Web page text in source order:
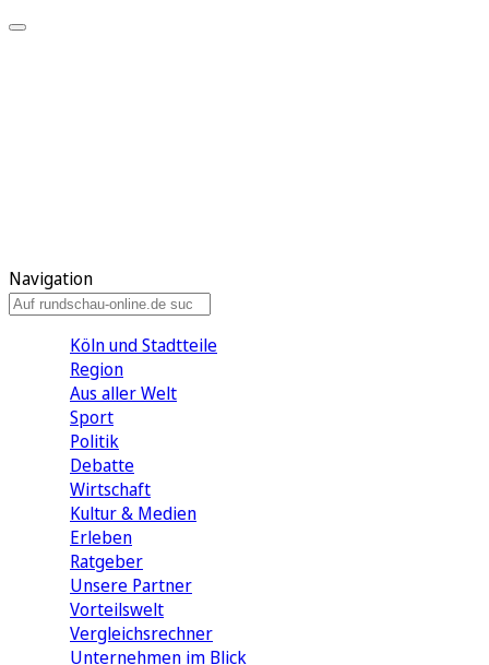
Navigation
Köln und Stadtteile
Region
Aus aller Welt
Sport
Politik
Debatte
Wirtschaft
Kultur & Medien
Erleben
Ratgeber
Unsere Partner
Vorteilswelt
Vergleichsrechner
Unternehmen im Blick